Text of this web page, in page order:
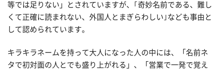
等では足りない」とされていますが、｢奇妙名前である、難し
くて正確に読まれない、外国人とまぎらわしい｣なども事由と
して認められています。
キラキラネームを持って大人になった人の中には、「名前ネ
タで初対面の人とでも盛り上がれる」、「営業で一発で覚え